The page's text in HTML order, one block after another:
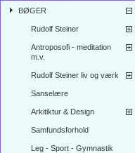
BØGER
Rudolf Steiner
Antroposofi - meditation
m.v.
Rudolf Steiner liv og værk
Sanselære
Arkitiktur & Design
Samfundsforhold
Leg - Sport - Gymnastik